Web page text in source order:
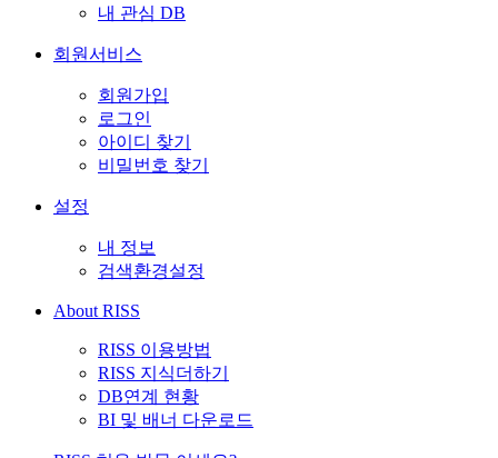
내 관심 DB
회원서비스
회원가입
로그인
아이디 찾기
비밀번호 찾기
설정
내 정보
검색환경설정
About RISS
RISS 이용방법
RISS 지식더하기
DB연계 현황
BI 및 배너 다운로드